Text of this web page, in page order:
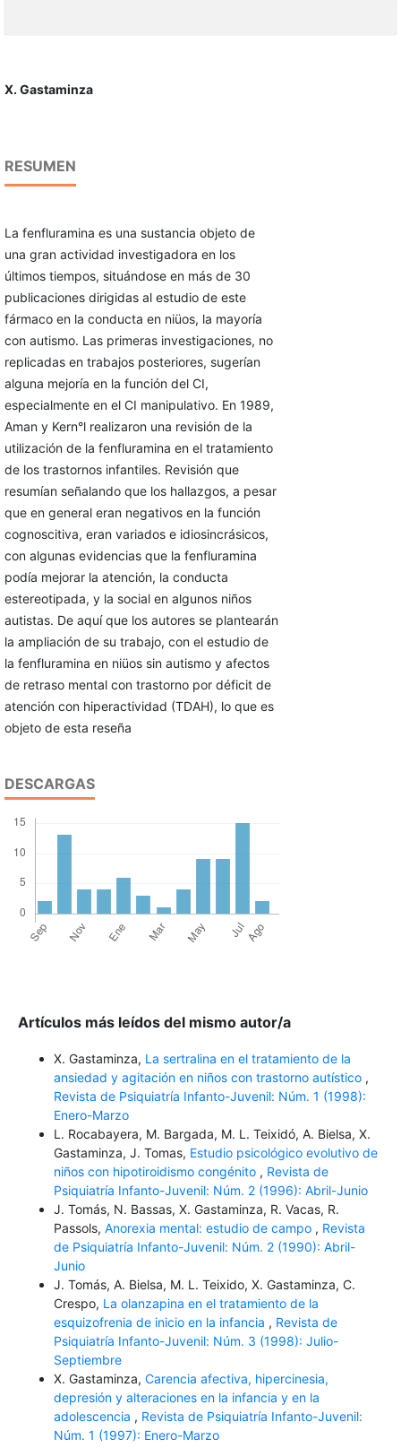
X. Gastaminza
RESUMEN
La fenfluramina es una sustancia objeto de
una gran actividad investigadora en los
últimos tiempos, situándose en más de 30
publicaciones dirigidas al estudio de este
fármaco en la conducta en niüos, la mayoría
con autismo. Las primeras investigaciones, no
replicadas en trabajos posteriores, sugerían
alguna mejoría en la función del CI,
especialmente en el CI manipulativo. En 1989,
Aman y Kern°l realizaron una revisión de la
utilización de la fenfluramina en el tratamiento
de los trastornos infantiles. Revisión que
resumían señalando que los hallazgos, a pesar
que en general eran negativos en la función
cognoscitiva, eran variados e idiosincrásicos,
con algunas evidencias que la fenfluramina
podía mejorar la atención, la conducta
estereotipada, y la social en algunos niños
autistas. De aquí que los autores se plantearán
la amplia­ción de su trabajo, con el estudio de
la fenfluramina en niüos sin autismo y afectos
de retraso mental con trastorno por déficit de
atención con hiperactividad (TDAH), lo que es
objeto de esta reseña
DESCARGAS
Artículos más leídos del mismo autor/a
X. Gastaminza, La sertralina en el tratamiento de la
ansiedad y agitación en niños con trastorno autístico ,
Revista de Psiquiatría Infanto-Juvenil: Núm. 1 (1998):
Enero-Marzo
L. Rocabayera, M. Bargada, M. L. Teixidó, A. Bielsa, X.
Gastaminza, J. Tomas, Estudio psicológico evolutivo de
niños con hipotiroidismo congénito , Revista de
Psiquiatría Infanto-Juvenil: Núm. 2 (1996): Abril-Junio
J. Tomás, N. Bassas, X. Gastaminza, R. Vacas, R.
Passols, Anorexia mental: estudio de campo , Revista
de Psiquiatría Infanto-Juvenil: Núm. 2 (1990): Abril-
Junio
J. Tomás, A. Bielsa, M. L. Teixido, X. Gastaminza, C.
Crespo, La olanzapina en el tratamiento de la
esquizofrenia de inicio en la infancia , Revista de
Psiquiatría Infanto-Juvenil: Núm. 3 (1998): Julio-
Septiembre
X. Gastaminza, Carencia afectiva, hipercinesia,
depresión y alteraciones en la infancia y en la
adolescencia , Revista de Psiquiatría Infanto-Juvenil:
Núm. 1 (1997): Enero-Marzo